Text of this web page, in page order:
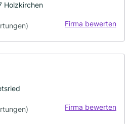
Holzkirchen
Firma bewerten
Firma bewerten